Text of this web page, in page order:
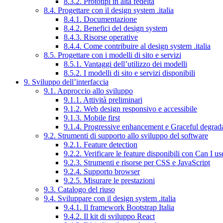
8.4. Progettare con il design system .italia
8.4.1. Documentazione
8.4.2. Benefici del design system
8.4.3. Risorse operative
8.4.4. Come contribuire al design system .italia
8.5. Progettare con i modelli di sito e servizi
8.5.1. Vantaggi dell’utilizzo dei modelli
8.5.2. I modelli di sito e servizi disponibili
9. Sviluppo dell’interfaccia
9.1. Approccio allo sviluppo
9.1.1. Attività preliminari
9.1.2. Web design responsivo e accessibile
9.1.3. Mobile first
9.1.4. Progressive enhancement e Graceful
9.2. Strumenti di supporto allo sviluppo del software
9.2.1. Feature detection
9.2.2. Verificare le feature disponibili con Can I
9.2.3. Strumenti e risorse per CSS e JavaScript
9.2.4. Supporto browser
9.2.5. Misurare le prestazioni
9.3. Catalogo del riuso
9.4. Sviluppare con il design system .italia
9.4.1. Il framework Bootstrap Italia
9.4.2. Il kit di sviluppo React